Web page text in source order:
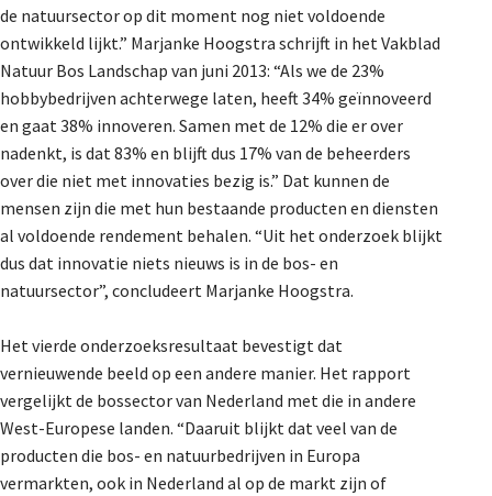
de natuursector op dit moment nog niet voldoende
ontwikkeld lijkt.” Marjanke Hoogstra schrijft in het Vakblad
Natuur Bos Landschap van juni 2013: “Als we de 23%
hobbybedrijven achterwege laten, heeft 34% geïnnoveerd
en gaat 38% innoveren. Samen met de 12% die er over
nadenkt, is dat 83% en blijft dus 17% van de beheerders
over die niet met innovaties bezig is.” Dat kunnen de
mensen zijn die met hun bestaande producten en diensten
al voldoende rendement behalen. “Uit het onderzoek blijkt
dus dat innovatie niets nieuws is in de bos- en
natuursector”, concludeert Marjanke Hoogstra.
Het vierde onderzoeksresultaat bevestigt dat
vernieuwende beeld op een andere manier. Het rapport
vergelijkt de bossector van Nederland met die in andere
West-Europese landen. “Daaruit blijkt dat veel van de
producten die bos- en natuurbedrijven in Europa
vermarkten, ook in Nederland al op de markt zijn of